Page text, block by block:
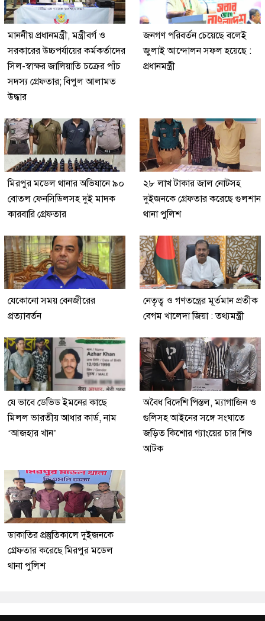
মাননীয় প্রধানমন্ত্রী, মন্ত্রীবর্গ ও
সরকারের উচ্চপর্যায়ের কর্মকর্তাদের
সিল-স্বাক্ষর জালিয়াতি চক্রের পাঁচ
সদস্য গ্রেফতার; বিপুল আলামত
উদ্ধার
জনগণ পরিবর্তন চেয়েছে বলেই
জুলাই আন্দোলন সফল হয়েছে :
প্রধানমন্ত্রী
মিরপুর মডেল থানার অভিযানে ৯০
বোতল ফেনসিডিলসহ দুই মাদক
কারবারি গ্রেফতার
২৮ লাখ টাকার জাল নোটসহ
দুইজনকে গ্রেফতার করেছে গুলশান
থানা পুলিশ
যেকোনো সময় বেনজীরের
প্রত্যাবর্তন
নেতৃত্ব ও গণতন্ত্রের মূর্তমান প্রতীক
বেগম খালেদা জিয়া : তথ্যমন্ত্রী
যে ভাবে ডেভিড ইমনের কাছে
মিলল ভারতীয় আধার কার্ড, নাম
‘আজহার খান’
অবৈধ বিদেশি পিস্তল, ম্যাগাজিন ও
গুলিসহ আইনের সঙ্গে সংঘাতে
জড়িত কিশোর গ্যাংয়ের চার শিশু
আটক
ডাকাতির প্রস্তুতিকালে দুইজনকে
গ্রেফতার করেছে মিরপুর মডেল
থানা পুলিশ